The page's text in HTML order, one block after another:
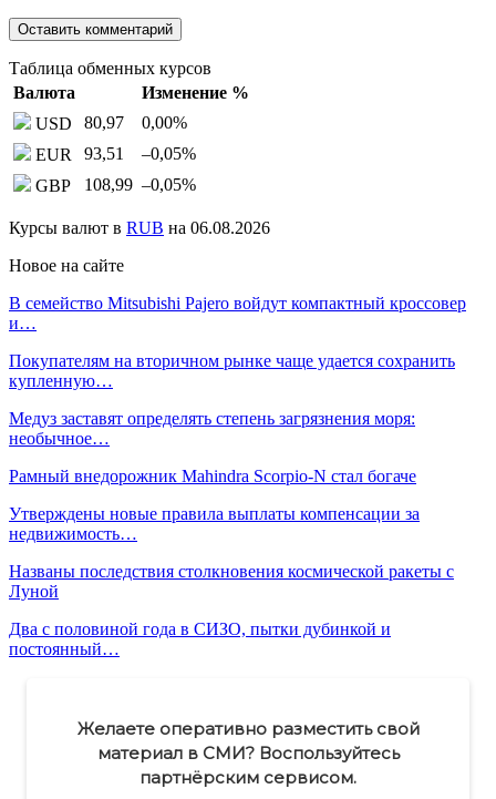
Таблица обменных курсов
Валюта
Изменение %
USD
80,97 0,00%
EUR
93,51 –0,05%
GBP
108,99 –0,05%
Курсы валют в RUB на 06.08.2026
Новое на сайте
В семейство Mitsubishi Pajero войдут компактный кроссовер
и…
Покупателям на вторичном рынке чаще удается сохранить
купленную…
Медуз заставят определять степень загрязнения моря:
необычное…
Рамный внедорожник Mahindra Scorpio-N стал богаче
Утверждены новые правила выплаты компенсации за
недвижимость…
Названы последствия столкновения космической ракеты с
Луной
Два с половиной года в СИЗО, пытки дубинкой и
постоянный…
Желаете оперативно разместить свой
материал в СМИ? Воспользуйтесь
партнёрским сервисом.